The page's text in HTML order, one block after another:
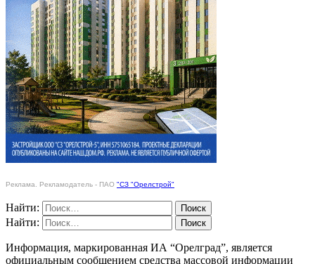
Реклама. Рекламодатель - ПАО "СЗ "Орелстрой"
Найти:
Найти:
Информация, маркированная ИА “Орелград”, является
официальным сообщением средства массовой информации